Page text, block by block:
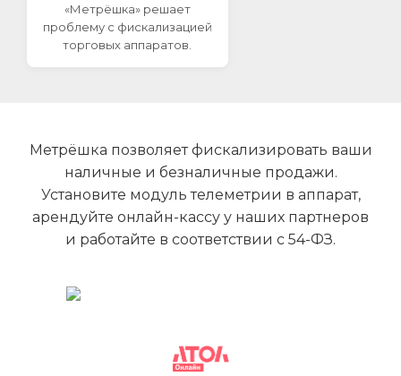
«Метрёшка» решает
проблему с фискализацией
торговых аппаратов.
Метрёшка позволяет фискализировать ваши
наличные и безналичные продажи.
Установите модуль телеметрии в аппарат,
арендуйте онлайн-кассу у наших партнеров
и работайте в соответствии с 54-ФЗ.